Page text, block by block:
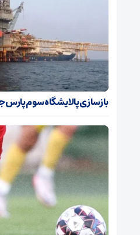
بازسازی پالایشگاه سوم پارس